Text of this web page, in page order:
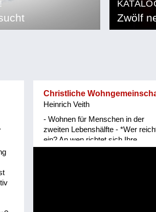
Zwölf
Christliche
Heinrich Veith
- Wohnen für Menschen in der
zweiten Lebenshälfte - *Wer
ein? An wen richtet sich Ihre